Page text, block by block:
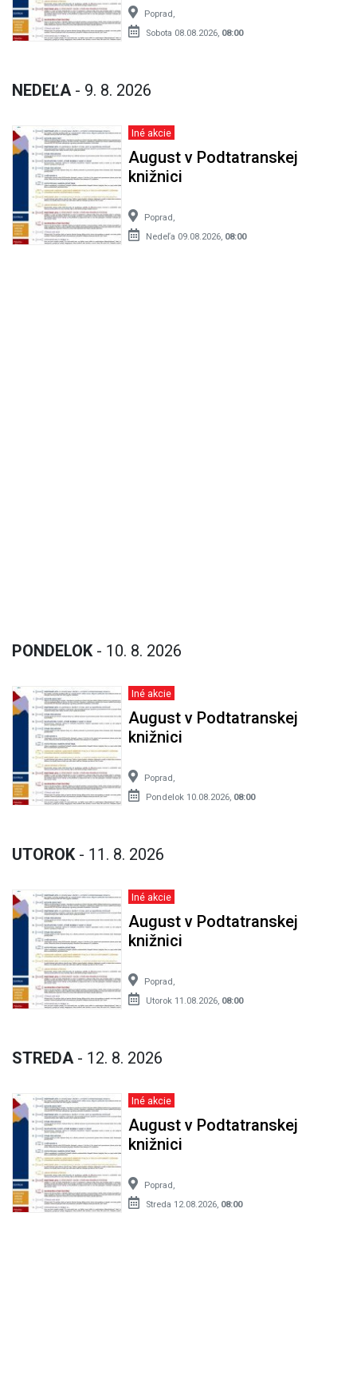
Poprad,
Sobota 08.08.2026, 08:00
NEDEĽA- 9. 8. 2026
Iné akcie
August v Podtatranskej
knižnici
Poprad,
Nedeľa 09.08.2026, 08:00
PONDELOK- 10. 8. 2026
Iné akcie
August v Podtatranskej
knižnici
Poprad,
Pondelok 10.08.2026, 08:00
UTOROK- 11. 8. 2026
Iné akcie
August v Podtatranskej
knižnici
Poprad,
Utorok 11.08.2026, 08:00
STREDA- 12. 8. 2026
Iné akcie
August v Podtatranskej
knižnici
Poprad,
Streda 12.08.2026, 08:00